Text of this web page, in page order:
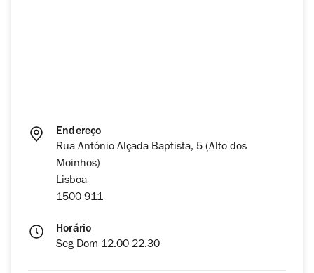
Endereço
Rua António Alçada Baptista, 5 (Alto dos
Moinhos)
Lisboa
1500-911
Horário
Seg-Dom 12.00-22.30